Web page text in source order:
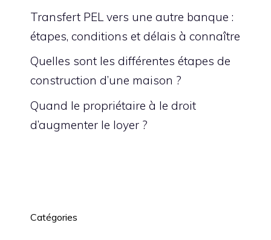
Transfert PEL vers une autre banque :
étapes, conditions et délais à connaître
Quelles sont les différentes étapes de
construction d’une maison ?
Quand le propriétaire à le droit
d’augmenter le loyer ?
Catégories